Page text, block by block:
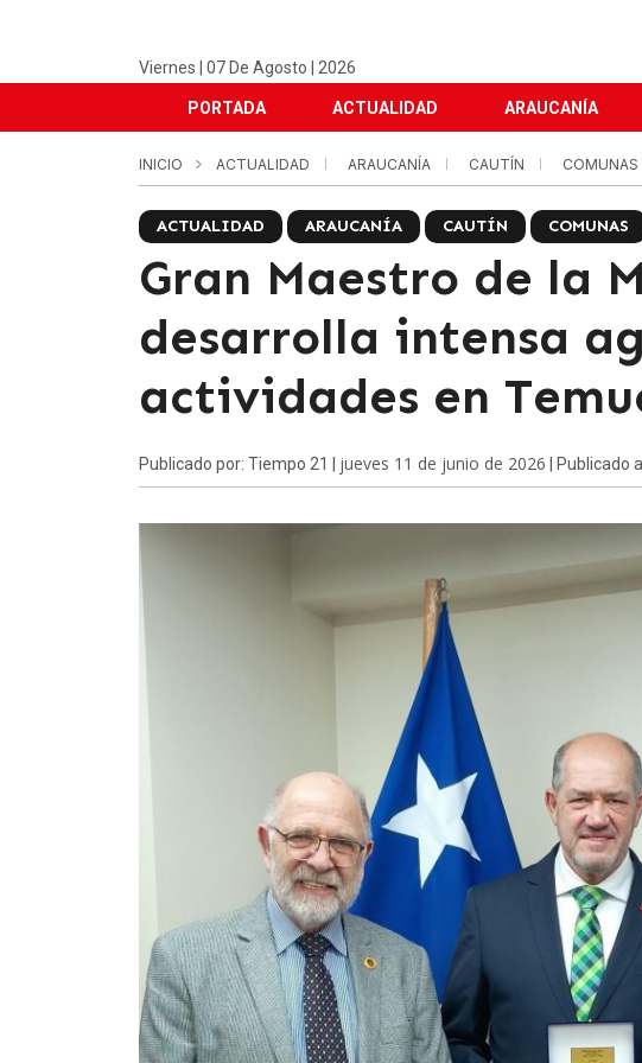
Viernes | 07 De Agosto | 2026
PORTADA ACTUALIDAD ARAUCANÍA
INICIO ACTUALIDAD ARAUCANÍA CAUTÍN COMUNAS
ACTUALIDAD ARAUCANÍA CAUTÍN COMUNAS
Gran Maestro de la
desarrolla intensa
actividades en
Publicado por: Tiempo 21 | jueves 11 de junio de 2026 | Publicado